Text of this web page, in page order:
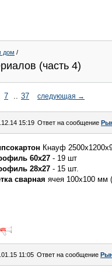
дом /
(часть 4)
7 .. 37 следующая →
15:19 Ответ на сообщение
Кнауф
60х27 - 19 шт
28х27 - 15 шт.
сварная ячея 100х100 мм
11:05 Ответ на сообщение